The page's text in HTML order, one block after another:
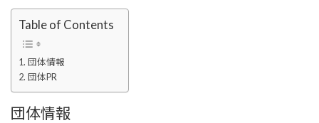
Table of Contents
団体情報
団体PR
団体情報